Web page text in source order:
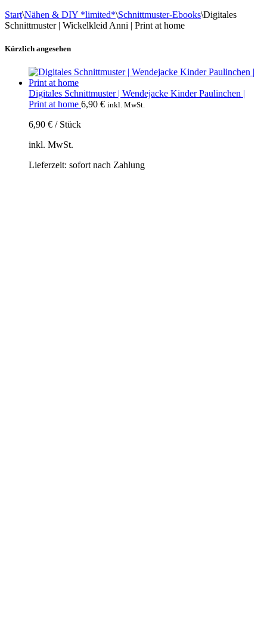
Start\Nähen & DIY *limited*\Schnittmuster-Ebooks\Digitales
Schnittmuster | Wickelkleid Anni | Print at home
Kürzlich angesehen
Digitales Schnittmuster | Wendejacke Kinder Paulinchen |
Print at home 6,90 € inkl. MwSt.
6,90 € / Stück
inkl. MwSt.
Lieferzeit: sofort nach Zahlung